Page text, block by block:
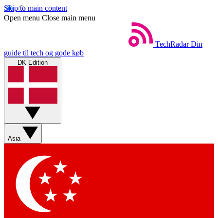
Skip to main content
Open menu Close main menu
TechRadar Din
guide til tech og gode køb
DK Edition
Asia